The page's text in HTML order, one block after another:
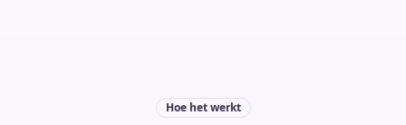
Hoe het werkt